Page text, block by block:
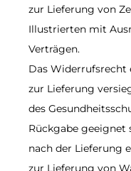
zur Lieferung von
Illustrierten mit
Verträgen.
Das
zur Lieferung
des
Rückgabe geeignet
nach der Lieferung
zur Lieferung von